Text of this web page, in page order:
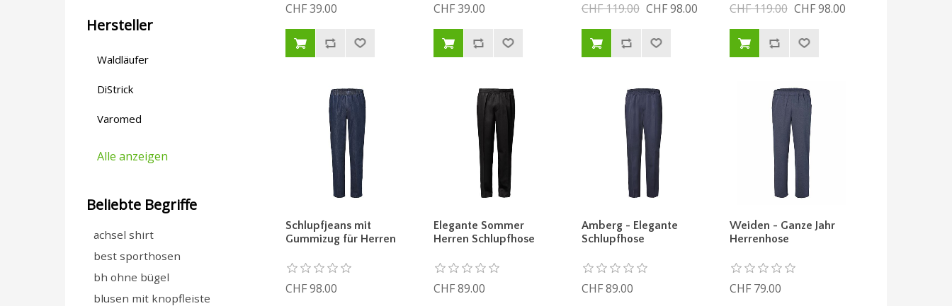
Hersteller
Waldläufer
DiStrick
Varomed
Alle anzeigen
Beliebte Begriffe
achsel shirt
best sporthosen
bh ohne bügel
blusen mit knopfleiste
CHF 39.00 CHF 39.00 CHF 119.00 CHF 98.00 CHF 119.00 CHF 98.00
Schlupfjeans mit
Gummizug für Herren
CHF 98.00
Elegante Sommer
Herren Schlupfhose
CHF 89.00
Amberg - Elegante
Schlupfhose
CHF 89.00
Weiden - Ganze Jahr
Herrenhose
CHF 79.00